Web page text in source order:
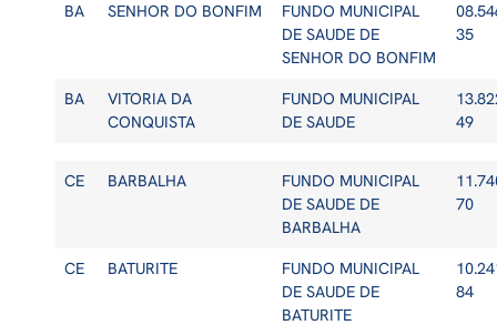
BA SENHOR DO BONFIM
FUNDO MUNICIPAL
DE SAUDE DE
SENHOR DO BONFIM
35
BA
VITORIA DA
CONQUISTA
FUNDO MUNICIPAL
DE SAUDE
49
CE BARBALHA
FUNDO MUNICIPAL
DE SAUDE DE
BARBALHA
70
CE BATURITE
FUNDO MUNICIPAL
DE SAUDE DE
BATURITE
84